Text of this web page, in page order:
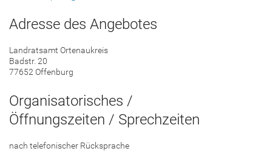
Adresse des Angebotes
Landratsamt Ortenaukreis
Badstr. 20
77652 Offenburg
Organisatorisches /
Öffnungszeiten / Sprechzeiten
nach telefonischer Rücksprache